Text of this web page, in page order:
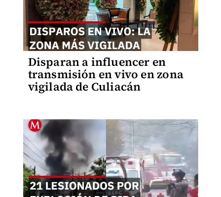
Disparan a influencer en
transmisión en vivo en zona
vigilada de Culiacán